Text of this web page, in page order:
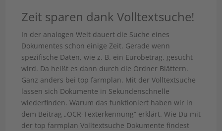
Zeit sparen dank Volltextsuche!
In der analogen Welt dauert die Suche eines
Dokumentes schon einige Zeit. Gerade wenn
spezifische Daten, wie z. B. ein Eurobetrag, gesucht
wird. Da heißt es dann durch die Ordner Blättern.
Ganz anders bei top farmplan. Mit der Volltextsuche
lassen sich Dokumente in Sekundenschnelle
wiederfinden. Warum das funktioniert haben wir in
dem Beitrag „OCR-Texterkennung“ erklärt. Wie Du mit
der top farmplan Volltextsuche Dokumente findest